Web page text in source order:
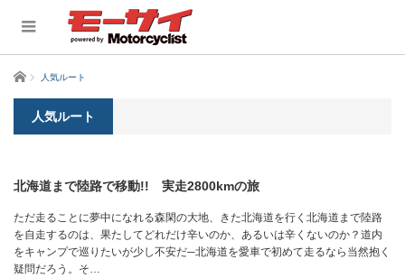
ホーム 人気ルート
人気ルート
北海道まで陸路で移動!! 実走2800kmの旅
ただ走ることに夢中になれる森閑の大地、きた北海道を行く北海道まで陸路
を自走するのは、果たしてどれだけ辛いのか、あるいは辛くないのか？道内
をキャンプで巡りたいが少し不安だ─北海道を愛車で初めて走るなら当然抱く
疑問だろう。そ…